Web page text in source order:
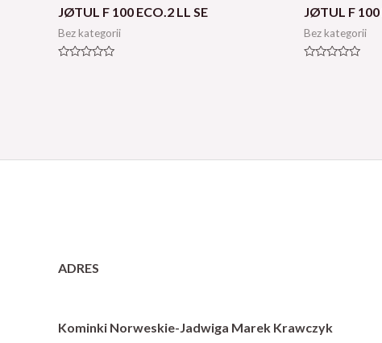
JØTUL F 100 ECO.2 LL SE
Bez kategorii
JØTUL F 100
Bez kategorii
ADRES
Kominki Norweskie-Jadwiga Marek Krawczyk